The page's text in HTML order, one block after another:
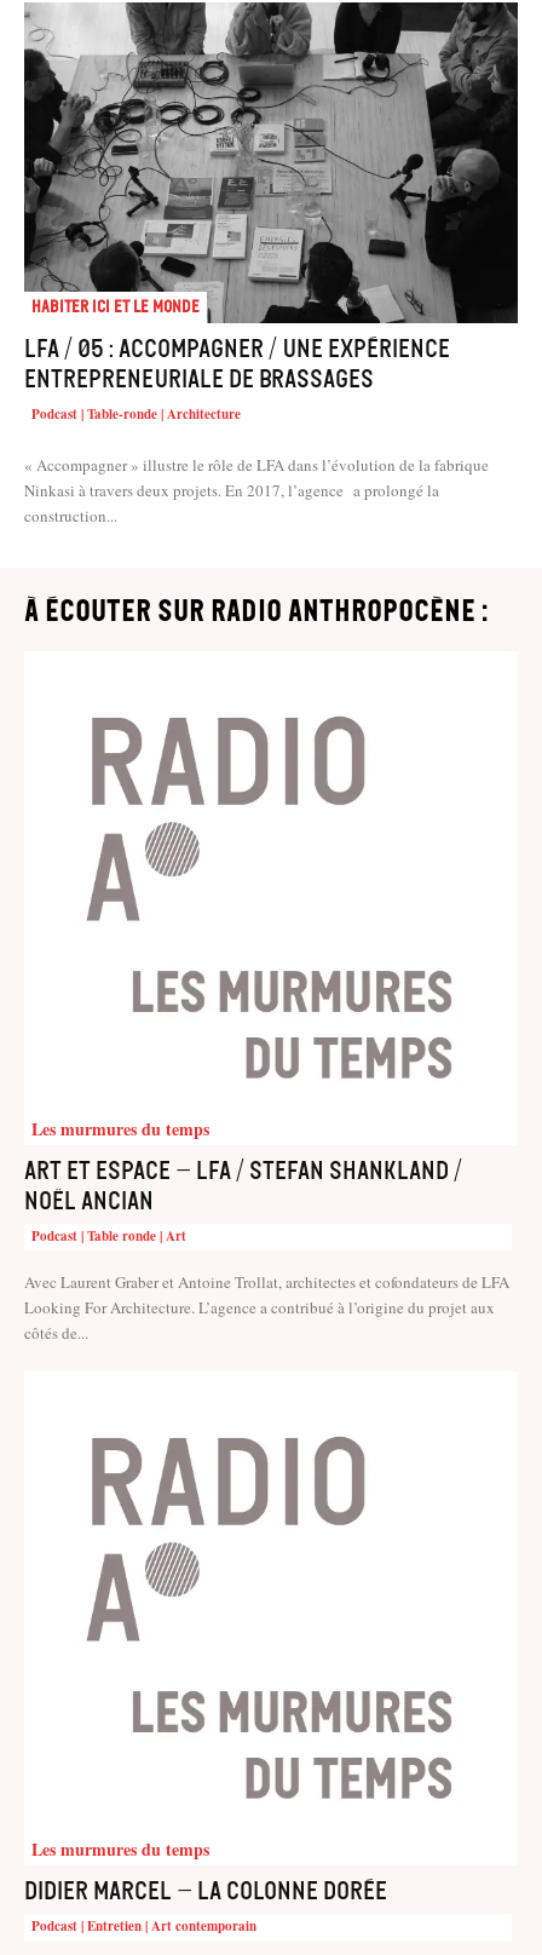
Habiter Ici et le Monde
LFA / 05 : Accompagner / Une expérience
entrepreneuriale de brassages
Podcast | Table-ronde | Architecture
« Accompagner » illustre le rôle de LFA dans l’évolution de la fabrique
Ninkasi à travers deux projets. En 2017, l’agence a prolongé la
construction...
à écouter sur Radio Anthropocène :
Les murmures du temps
Art et Espace – LFA / Stefan Shankland /
Noël Ancian
Podcast | Table ronde | Art
Avec Laurent Graber et Antoine Trollat, architectes et cofondateurs de LFA
Looking For Architecture. L’agence a contribué à l’origine du projet aux
côtés de...
Les murmures du temps
Didier Marcel – La colonne dorée
Podcast | Entretien | Art contemporain